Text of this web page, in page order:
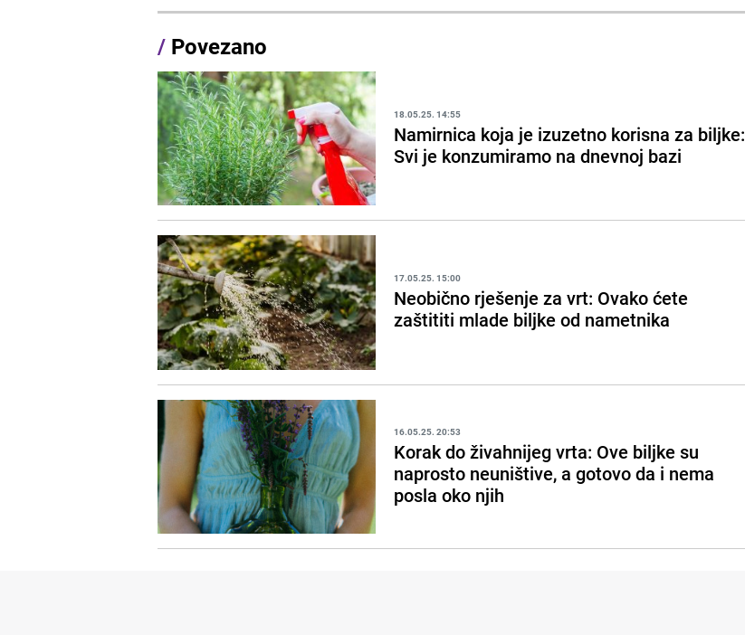
/ Povezano
18.05.25. 14:55
Namirnica koja je izuzetno korisna za biljke:
Svi je konzumiramo na dnevnoj bazi
17.05.25. 15:00
Neobično rješenje za vrt: Ovako ćete
zaštititi mlade biljke od nametnika
16.05.25. 20:53
Korak do živahnijeg vrta: Ove biljke su
naprosto neuništive, a gotovo da i nema
posla oko njih